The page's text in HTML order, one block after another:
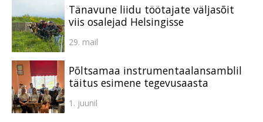
Tänavune liidu töötajate väljasõit
viis osalejad Helsingisse
29. mail
Põltsamaa instrumentaalansamblil
täitus esimene tegevusaasta
1. juunil